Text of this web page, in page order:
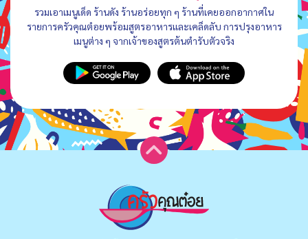
รวมเอาเมนูเด็ด ร้านดัง ร้านอร่อยทุก ๆ ร้านที่เคยออกอากาศใน
รายการครัวคุณต๋อยพร้อมสูตรอาหารและเคล็ดลับ การปรุงอาหาร
เมนูต่าง ๆ จากเจ้าของสูตรต้นตำรับตัวจริง